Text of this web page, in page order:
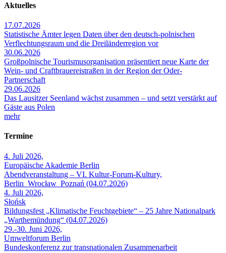
Aktuelles
17.07.2026
Statistische Ämter legen Daten über den deutsch-polnischen
Verflechtungsraum und die Dreiländerregion vor
30.06.2026
Großpolnische Tourismusorganisation präsentiert neue Karte der
Wein- und Craftbrauereistraßen in der Region der Oder-
Partnerschaft
29.06.2026
Das Lausitzer Seenland wächst zusammen – und setzt verstärkt auf
Gäste aus Polen
mehr
Termine
4. Juli 2026,
Europäische Akademie Berlin
Abendveranstaltung – VI. Kultur-Forum-Kultury,
Berlin_Wrocław_Poznań (04.07.2026)
4. Juli 2026,
Słońsk
Bildungsfest „Klimatische Feuchtgebiete“ – 25 Jahre Nationalpark
„Warthemündung“ (04.07.2026)
29.-30. Juni 2026,
Umweltforum Berlin
Bundeskonferenz zur transnationalen Zusammenarbeit